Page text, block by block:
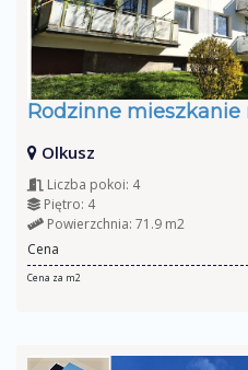
Rodzinne mieszkanie
Olkusz
Liczba pokoi: 4
Piętro: 4
Powierzchnia: 71.9 m2
Cena
Cena za m2